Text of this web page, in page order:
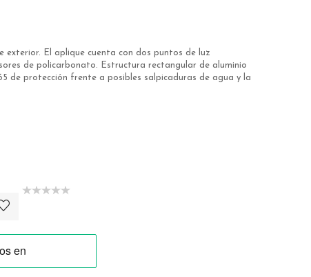
exterior. El aplique cuenta con dos puntos de luz
de policarbonato. Estructura rectangular de aluminio
de protección frente a posibles salpicaduras de agua y la